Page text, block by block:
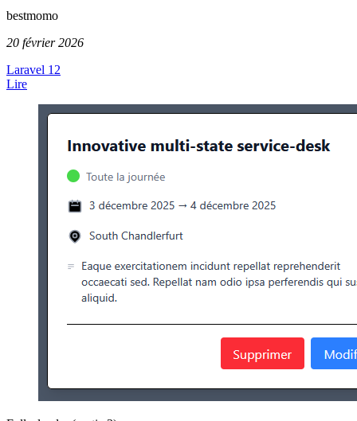
bestmomo
20 février 2026
Laravel 12
Lire